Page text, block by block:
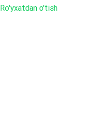
Ro'yxatdan o'tish